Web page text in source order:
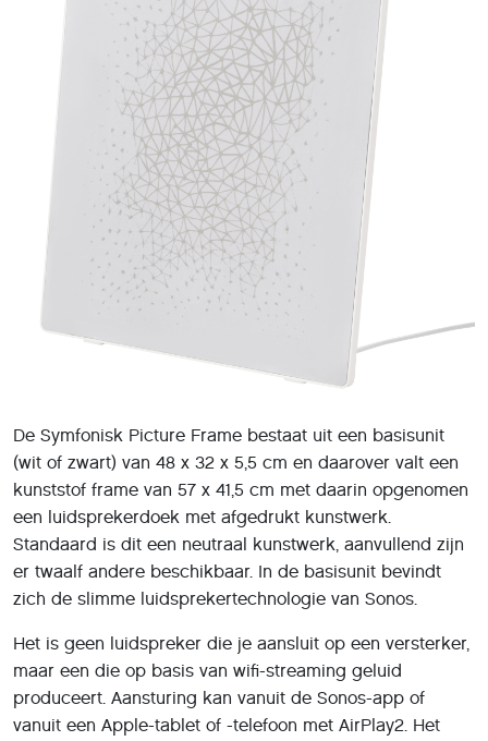
De Symfonisk Picture Frame bestaat uit een basisunit
(wit of zwart) van 48 x 32 x 5,5 cm en daarover valt een
kunststof frame van 57 x 41,5 cm met daarin opgenomen
een luidsprekerdoek met afgedrukt kunstwerk.
Standaard is dit een neutraal kunstwerk, aanvullend zijn
er twaalf andere beschikbaar. In de basisunit bevindt
zich de slimme luidsprekertechnologie van Sonos.
Het is geen luidspreker die je aansluit op een versterker,
maar een die op basis van wifi-streaming geluid
produceert. Aansturing kan vanuit de Sonos-app of
vanuit een Apple-tablet of -telefoon met AirPlay2. Het